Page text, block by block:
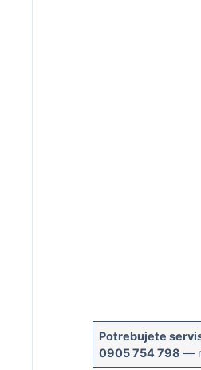
Potrebujete
0905 754 798 —